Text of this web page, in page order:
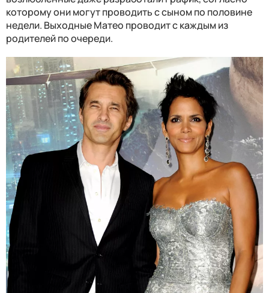
которому они могут проводить с сыном по половине
недели. Выходные Матео проводит с каждым из
родителей по очереди.